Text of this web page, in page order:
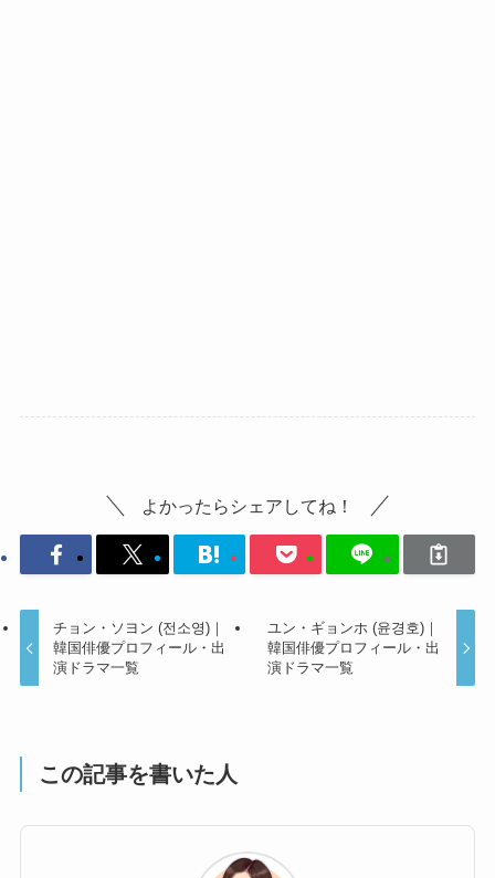
よかったらシェアしてね！
チョン・ソヨン (전소영)｜
韓国俳優プロフィール・出
演ドラマ一覧
ユン・ギョンホ (윤경호)｜
韓国俳優プロフィール・出
演ドラマ一覧
この記事を書いた人